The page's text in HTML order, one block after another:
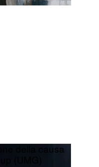
della causa
(UMG)